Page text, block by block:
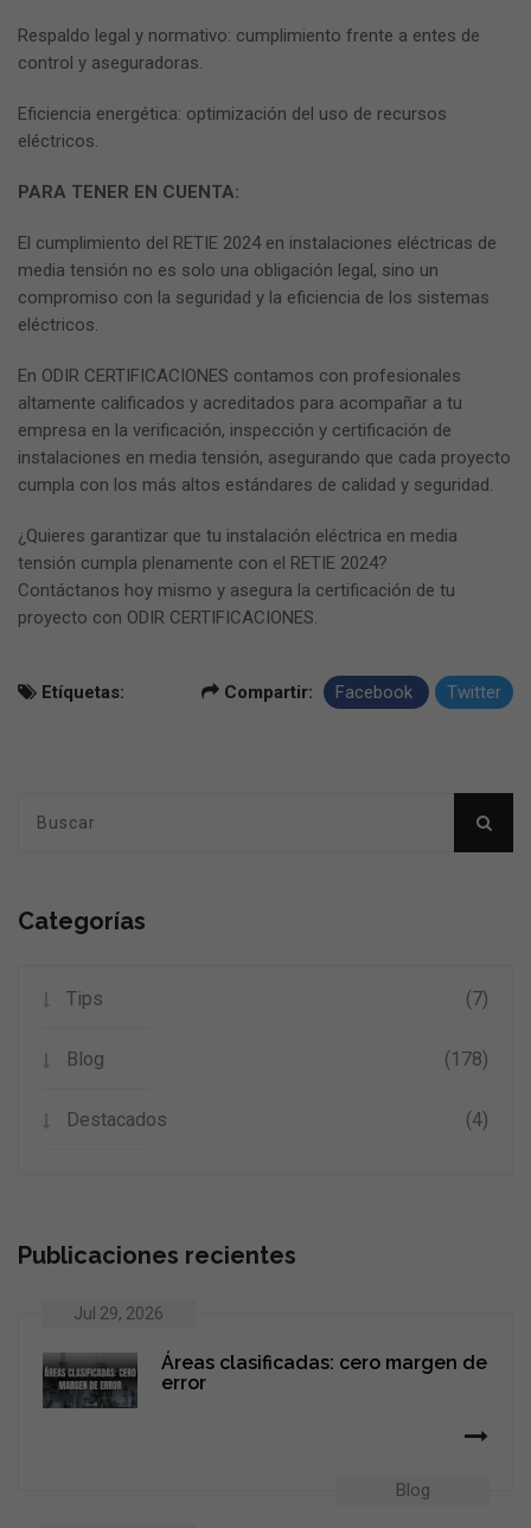
Respaldo legal y normativo: cumplimiento frente a entes de
control y aseguradoras.
Eficiencia energética: optimización del uso de recursos
eléctricos.
PARA TENER EN CUENTA:
El cumplimiento del RETIE 2024 en instalaciones eléctricas de
media tensión no es solo una obligación legal, sino un
compromiso con la seguridad y la eficiencia de los sistemas
eléctricos.
En ODIR CERTIFICACIONES contamos con profesionales
altamente calificados y acreditados para acompañar a tu
empresa en la verificación, inspección y certificación de
instalaciones en media tensión, asegurando que cada proyecto
cumpla con los más altos estándares de calidad y seguridad.
¿Quieres garantizar que tu instalación eléctrica en media
tensión cumpla plenamente con el RETIE 2024?
Contáctanos hoy mismo y asegura la certificación de tu
proyecto con ODIR CERTIFICACIONES.
Etíquetas: Compartir: Facebook Twitter
Categorías
Tips (7)
Blog (178)
Destacados (4)
Publicaciones recientes
Jul 29, 2026
Blog
Áreas clasificadas: cero margen de
error